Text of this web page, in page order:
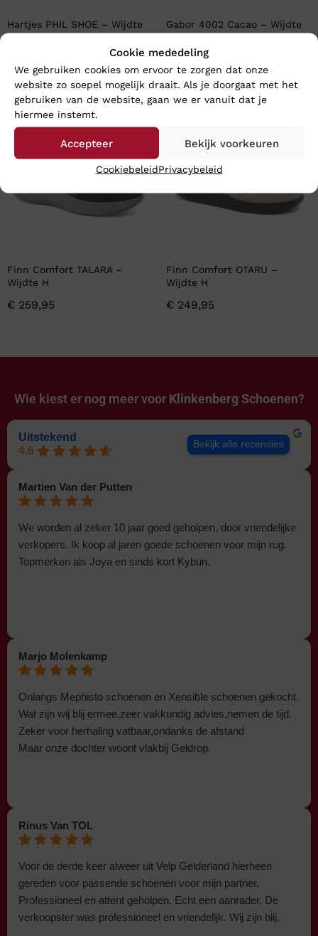
Cookie mededeling
We gebruiken cookies om ervoor te zorgen dat onze
website zo soepel mogelijk draait. Als je doorgaat met het
gebruiken van de website, gaan we er vanuit dat je
hiermee instemt.
Accepteer Bekijk voorkeuren
CookiebeleidPrivacybeleid
Hartjes PHIL SHOE – Wijdte
H
Gabor 4002 Cacao – Wijdte
F
€99,95
Finn Comfort TALARA –
Wijdte H
€ 259,95
Finn Comfort OTARU –
Wijdte H
€ 249,95
Wie kiest er nog meer voor Klinkenberg Schoenen?
Uitstekend
4.6
Bekijk alle recensies
Martien Van der Putten
We worden al zeker 10 jaar goed geholpen, door vriendelijke
verkopers. Ik koop al jaren goede schoenen voor mijn rug.
Topmerken als Joya en sinds kort Kybun.
Marjo Molenkamp
Onlangs Mephisto schoenen en Xensible schoenen gekocht.
Wat zijn wij blij ermee,zeer vakkundig advies,nemen de tijd.
Zeker voor herhaling vatbaar,ondanks de afstand
Maar onze dochter woont vlakbij Geldrop.
Rinus Van TOL
Voor de derde keer alweer uit Velp Gelderland hierheen
gereden voor passende schoenen voor mijn partner.
Professioneel en attent geholpen. Echt een aanrader. De
verkoopster was professioneel en vriendelijk. Wij zijn blij.